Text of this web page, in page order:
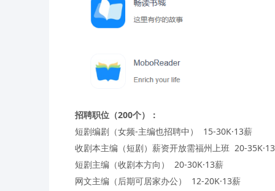
招聘职位（200个）：
短剧编剧（女频-主编也招聘中） 15-30K·13薪
收剧本主编（短剧）薪资开放需福州上班 20-
短剧主编（收剧本方向） 20-30K·13薪
网文主编（后期可居家办公） 12-20K·13薪